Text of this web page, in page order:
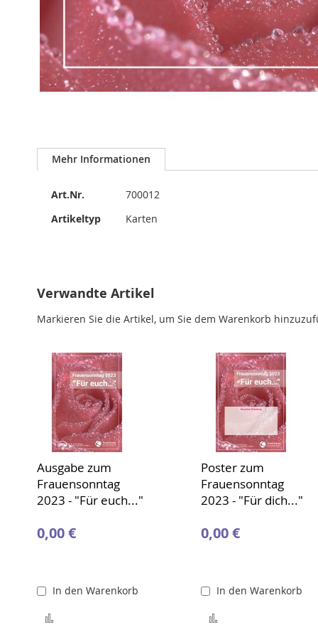
Anfang
springen
Mehr Informationen
Mehr
Art.Nr.
700012
Artikeltyp
Karten
Verwandte Artikel
Markieren Sie die Artikel, um Sie dem Warenkorb
Ausgabe zum
Frauensonntag
2023 - "Für euch..."
0,00 €
In den Warenkorb
Poster zum
Frauensonntag
2023 - "Für dich..."
0,00 €
In den Warenkorb